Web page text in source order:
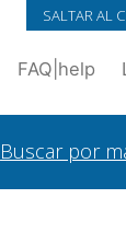
SALTAR AL
FAQ help
Buscar por